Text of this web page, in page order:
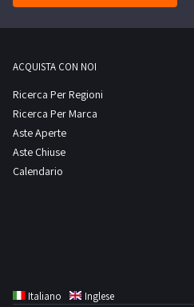
ACQUISTA CON NOI
Ricerca Per Regioni
Ricerca Per Marca
Aste Aperte
Aste Chiuse
Calendario
Italiano
Inglese